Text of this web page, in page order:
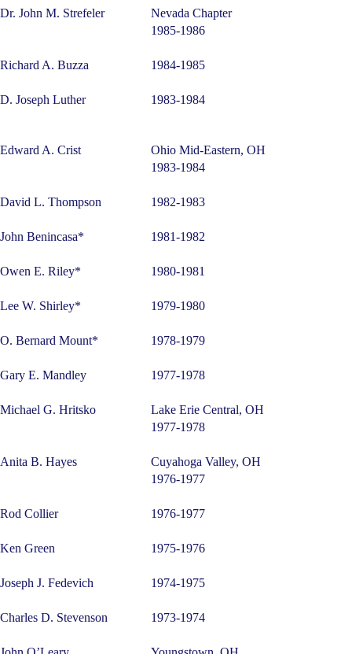
Dr. John M. Strefeler
Nevada Chapter
1985-1986
Richard A. Buzza 1984-1985
D. Joseph Luther 1983-1984
Edward A. Crist
Ohio Mid-Eastern, OH
1983-1984
David L. Thompson 1982-1983
John Benincasa* 1981-1982
Owen E. Riley* 1980-1981
Lee W. Shirley* 1979-1980
O. Bernard Mount* 1978-1979
Gary E. Mandley 1977-1978
Michael G. Hritsko
Lake Erie Central, OH
1977-1978
Anita B. Hayes
Cuyahoga Valley, OH
1976-1977
Rod Collier 1976-1977
Ken Green 1975-1976
Joseph J. Fedevich 1974-1975
Charles D. Stevenson 1973-1974